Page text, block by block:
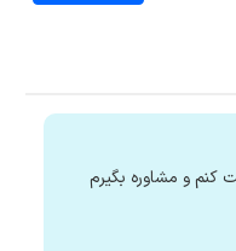
و مشاوره بگیرم